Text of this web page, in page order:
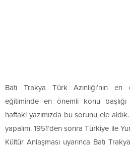
Batı Trakya Türk Azınlığı’nın
eğitiminde en önemli konu
haftaki yazımızda bu sorunu ele
yapalım. 1951’den sonra Türkiye ile
Kültür Anlaşması uyarınca Batı